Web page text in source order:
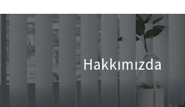
Hakkımızda